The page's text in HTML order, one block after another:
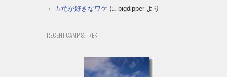
五竜が好きなワケ に bigdipper より
RECENT CAMP & TREK